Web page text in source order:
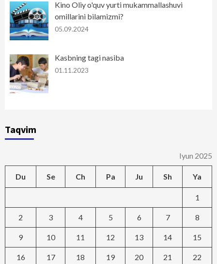
Kino Oliy o'quv yurti mukammallashuvi
omillarini bilamizmi?
05.09.2024
Kasbning tagi nasiba
01.11.2023
Taqvim
Iyun 2025
Du Se Ch Pa Ju Sh Ya
1
2 3 4 5 6 7 8
9 10 11 12 13 14 15
16 17 18 19 20 21 22